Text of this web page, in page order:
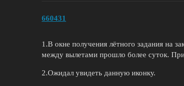
660431
1.В окне получения лётного задания на
между вылетами прошло более суток. При
2.Ожидал увидеть данную иконку.